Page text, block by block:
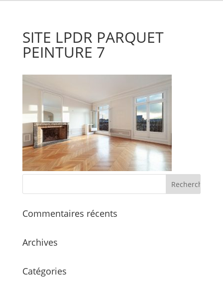
SITE LPDR PARQUET
PEINTURE 7
Commentaires récents
Archives
Catégories